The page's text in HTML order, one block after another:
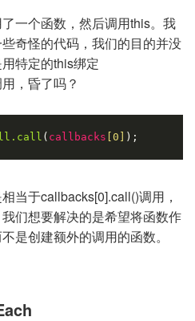
一个函数，然后调用this。我
奇怪的代码，我们的目的并没
特定的this绑定
，昏了吗？
.call ( callbacks [0] );
当于callbacks[0].call()调用，
们想要解决的是希望将函数作
是创建额外的调用的函数。